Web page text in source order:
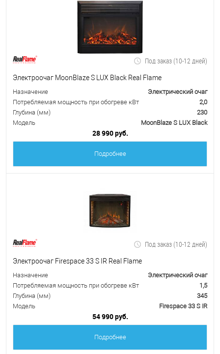
Под заказ (10-12 дней)
Электроочаг MoonBlaze S LUX Black Real Flame
Назначение
Электрический очаг
Потребляемая мощность при обогреве кВт
2,0
Глубина (мм)
230
Модель
MoonBlaze S LUX Black
28 990 руб.
Подробнее
Под заказ (10-12 дней)
Электроочаг Firespace 33 S IR Real Flame
Назначение
Электрический очаг
Потребляемая мощность при обогреве кВт
1,5
Глубина (мм)
345
Модель
Firespace 33 S IR
54 990 руб.
Подробнее